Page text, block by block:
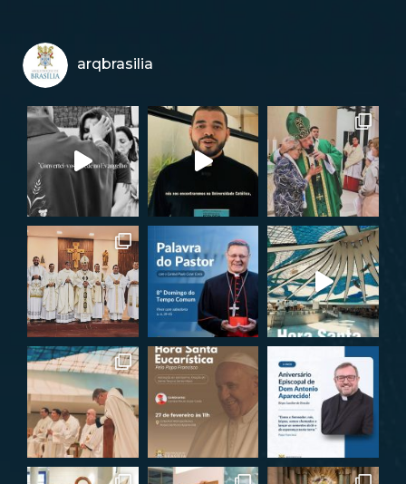
arqbrasilia